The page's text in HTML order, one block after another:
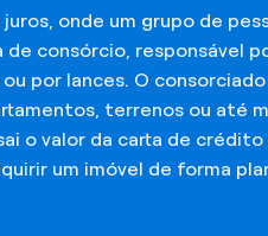
onde um grupo de
consórcio, responsável
por lances. O
terrenos ou até
o valor da carta de crédito
um imóvel de forma